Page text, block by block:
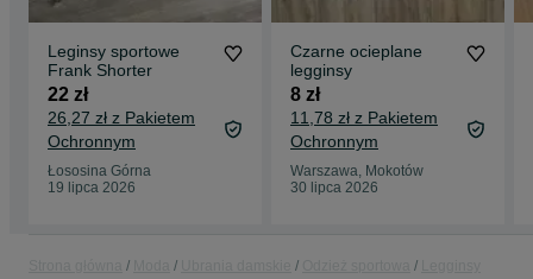
Leginsy sportowe
Frank Shorter
22 zł
26,27 zł z Pakietem
Ochronnym
Łososina Górna
19 lipca 2026
Czarne ocieplane
legginsy
8 zł
11,78 zł z Pakietem
Ochronnym
Warszawa, Mokotów
30 lipca 2026